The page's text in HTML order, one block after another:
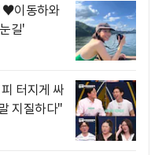
♥이동하와
길'
터지게 싸
지질하다"